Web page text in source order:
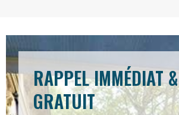
RAPPEL IMMÉDIAT &
GRATUIT